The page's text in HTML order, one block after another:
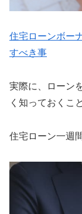
住宅ローンボー
すべき事
実際に、ローン
く知っておくこ
住宅ローン一週